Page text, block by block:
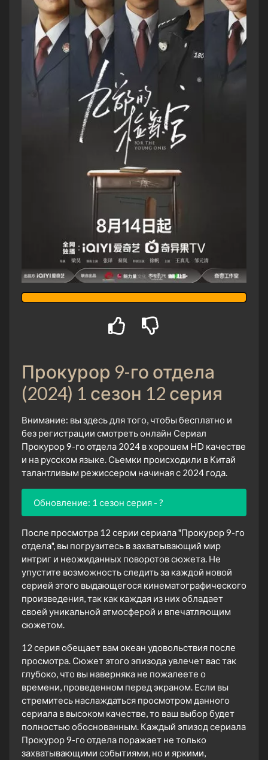
Прокурор 9-го отдела
(2024) 1 сезон 12 серия
Внимание: вы здесь для того, чтобы бесплатно и
без регистрации смотреть онлайн Сериал
Прокурор 9-го отдела 2024 в хорошем HD качестве
и на русском языке. Сьемки происходили в Китай
талантливым режиссером начиная с 2024 года.
Обновление: 1 сезон серия - ?
После просмотра 12 серии сериала "Прокурор 9-го
отдела", вы погрузитесь в захватывающий мир
интриг и неожиданных поворотов сюжета. Не
упустите возможность следить за каждой новой
серией этого выдающегося кинематографического
произведения, так как каждая из них обладает
своей уникальной атмосферой и впечатляющим
сюжетом.
12 серия обещает вам океан удовольствия после
просмотра. Сюжет этого эпизода увлечет вас так
глубоко, что вы наверняка не пожалеете о
времени, проведенном перед экраном. Если вы
стремитесь наслаждаться просмотром данного
сериала в высоком качестве, то ваш выбор будет
полностью обоснованным. Каждый эпизод сериала
Прокурор 9-го отдела поражает не только
захватывающими событиями, но и яркими,